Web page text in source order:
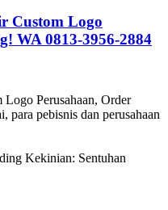
Custom Logo
WA 0813-3956-2884
Perusahaan, Order
para pebisnis dan perusahaan